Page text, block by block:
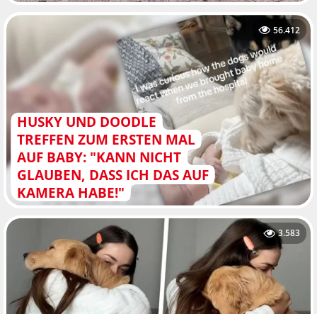
HUSKY UND DOODLE
TREFFEN ZUM ERSTEN MAL
AUF BABY: "KANN NICHT
GLAUBEN, DASS ICH DAS AUF
KAMERA HABE!"
56.412
3.583